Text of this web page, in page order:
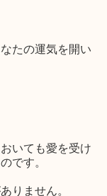
たの運気を開い
いても愛を受け
です。
りません。